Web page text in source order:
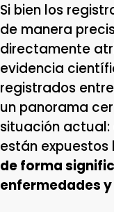
Si bien los
de manera
directamente
evidencia
registrados
un panorama
situación actual:
están expuestos
de forma
enfermedades